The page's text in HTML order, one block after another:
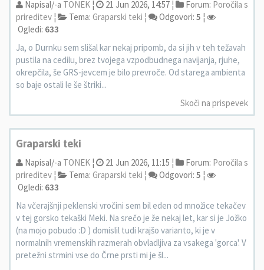
Napisal/-a TONEK ¦ 21 Jun 2026, 14:57 ¦ Forum: Poročila s
prireditev ¦ Tema: Graparski teki ¦ Odgovori: 5 ¦
Ogledi: 633
Ja, o Durnku sem slišal kar nekaj pripomb, da si jih v teh težavah
pustila na cedilu, brez tvojega vzpodbudnega navijanja, rjuhe,
okrepčila, še GRS-jevcem je bilo prevroče. Od starega ambienta
so baje ostali le še štriki...
Skoči na prispevek
Graparski teki
Napisal/-a TONEK ¦ 21 Jun 2026, 11:15 ¦ Forum: Poročila s
prireditev ¦ Tema: Graparski teki ¦ Odgovori: 5 ¦
Ogledi: 633
Na včerajšnji peklenski vročini sem bil eden od množice tekačev
v tej gorsko tekaški Meki. Na srečo je že nekaj let, kar si je Jožko
(na mojo pobudo :D ) domislil tudi krajšo varianto, ki je v
normalnih vremenskih razmerah obvladljiva za vsakega 'gorca'. V
pretežni strmini vse do Črne prsti mi je šl...